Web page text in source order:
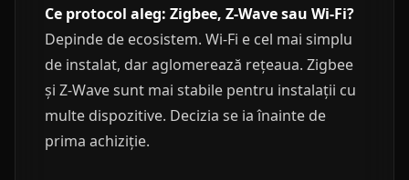
Ce protocol aleg: Zigbee, Z-Wave sau Wi-Fi?
Depinde de ecosistem. Wi-Fi e cel mai simplu
de instalat, dar aglomerează rețeaua. Zigbee
și Z-Wave sunt mai stabile pentru instalații cu
multe dispozitive. Decizia se ia înainte de
prima achiziție.